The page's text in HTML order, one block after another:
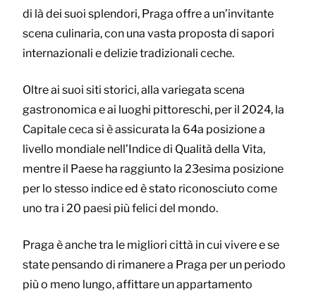
di là dei suoi splendori, Praga offre a un’invitante
scena culinaria, con una vasta proposta di sapori
internazionali e delizie tradizionali ceche.
Oltre ai suoi siti storici, alla variegata scena
gastronomica e ai luoghi pittoreschi, per il 2024, la
Capitale ceca si è assicurata la 64a posizione a
livello mondiale nell’Indice di Qualità della Vita,
mentre il Paese ha raggiunto la 23esima posizione
per lo stesso indice ed è stato riconosciuto come
uno tra i 20 paesi più felici del mondo.
Praga è anche tra le migliori città in cui vivere e se
state pensando di rimanere a Praga per un periodo
più o meno lungo, affittare un appartamento